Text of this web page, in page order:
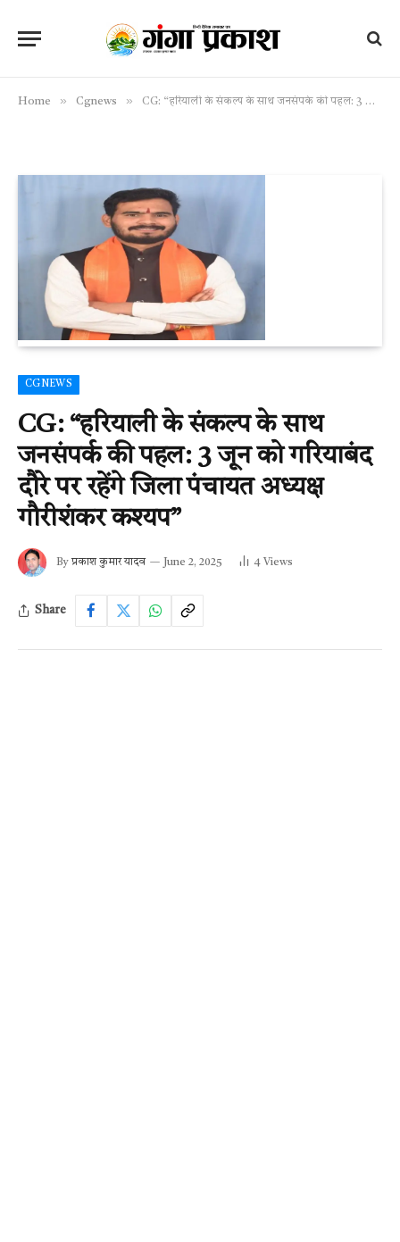
Home » Cgnews » CG: “हरियाली के संकल्प के साथ जनसंपर्क की पहल: 3 जून को गरियाबंद दौरे पर रहेंगे जिला पंचायत अध्यक्ष गौरीशंकर कश्यप”
CGNEWS
CG: “हरियाली के संकल्प के साथ
जनसंपर्क की पहल: 3 जून को गरियाबंद
दौरे पर रहेंगे जिला पंचायत अध्यक्ष
गौरीशंकर कश्यप”
By प्रकाश कुमार यादव June 2, 2025 4 Views
Share